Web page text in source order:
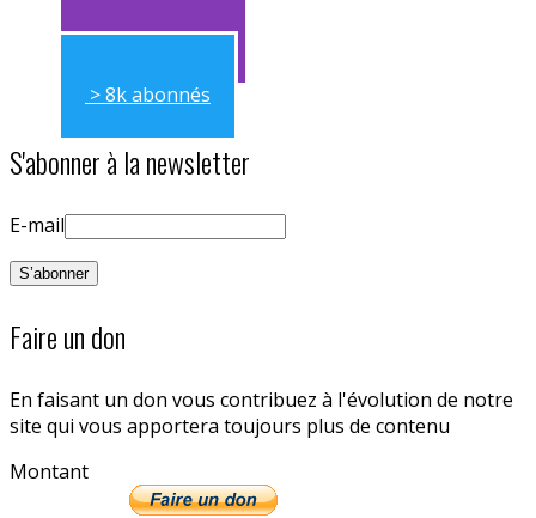
> 11k abonnés
> 8k abonnés
S'abonner à la newsletter
E-mail
Faire un don
En faisant un don vous contribuez à l'évolution de notre
site qui vous apportera toujours plus de contenu
Montant